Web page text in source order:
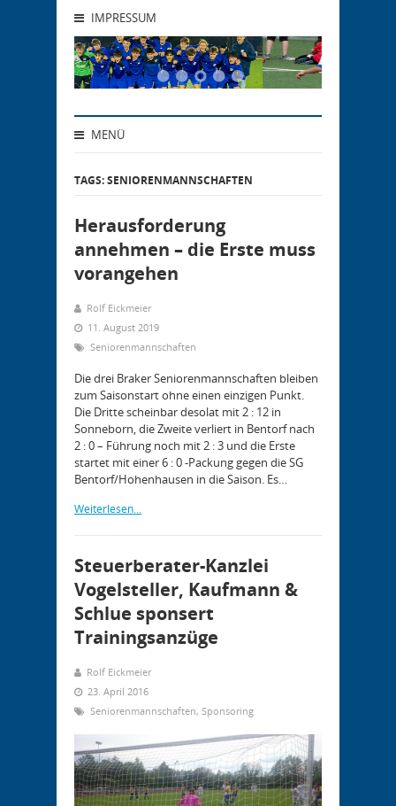
IMPRESSUM
MENÜ
TAGS: SENIORENMANNSCHAFTEN
Herausforderung
annehmen – die Erste muss
vorangehen
Rolf Eickmeier
11. August 2019
Seniorenmannschaften
Die drei Braker Seniorenmannschaften bleiben
zum Saisonstart ohne einen einzigen Punkt.
Die Dritte scheinbar desolat mit 2 : 12 in
Sonneborn, die Zweite verliert in Bentorf nach
2 : 0 – Führung noch mit 2 : 3 und die Erste
startet mit einer 6 : 0 -Packung gegen die SG
Bentorf/Hohenhausen in die Saison. Es…
Weiterlesen...
Steuerberater-Kanzlei
Vogelsteller, Kaufmann &
Schlue sponsert
Trainingsanzüge
Rolf Eickmeier
23. April 2016
Seniorenmannschaften, Sponsoring